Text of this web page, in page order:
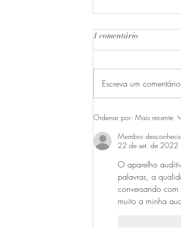
1 comentário
Escreva um comentário
Ordenar por: Mais recente
Membro
22 de set. de 2022
O aparelho
palavras, a
conversando
muito a minha